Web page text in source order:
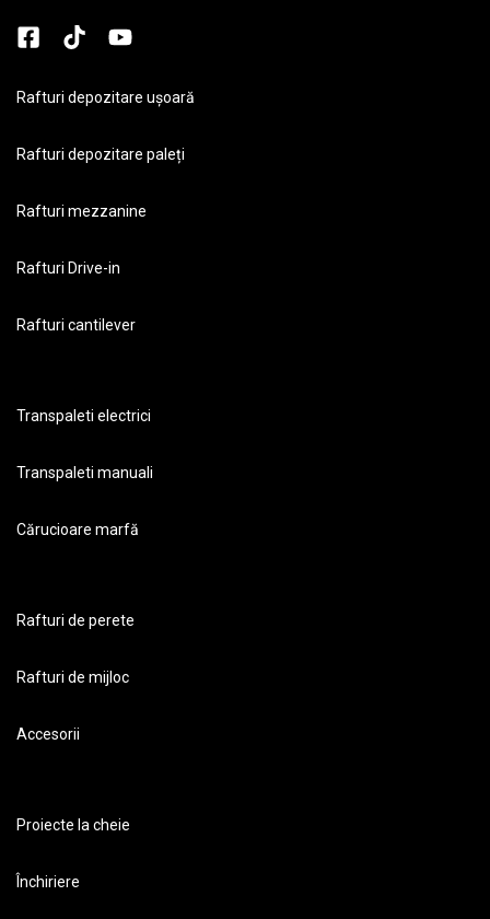
Rafturi depozitare ușoară
Rafturi depozitare paleți
Rafturi mezzanine
Rafturi Drive-in
Rafturi cantilever
Transpaleti electrici
Transpaleti manuali
Cărucioare marfă
Rafturi de perete
Rafturi de mijloc
Accesorii
Proiecte la cheie
Închiriere